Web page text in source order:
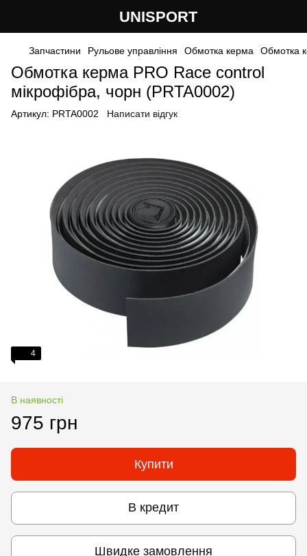
UNISPORT
Запчастини Рульове управління Обмотка керма Обмотка
Обмотка керма PRO Race control
мікрофібра, чорн (PRTA0002)
Артикул: PRTA0002 Написати відгук
4
В наявності
975 грн
Купити
В кредит
Швидке замовлення